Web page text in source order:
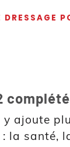
complété
y ajoute
la santé,